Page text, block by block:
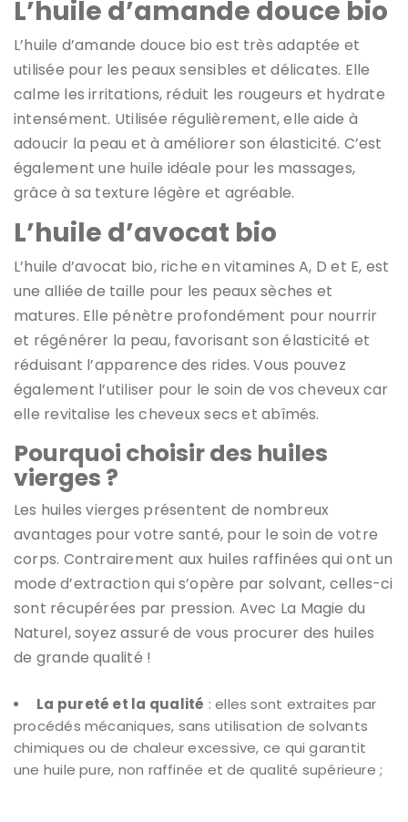
L’huile d’amande douce bio
L’huile d’amande douce bio est très adaptée et
utilisée pour les peaux sensibles et délicates. Elle
calme les irritations, réduit les rougeurs et hydrate
intensément. Utilisée régulièrement, elle aide à
adoucir la peau et à améliorer son élasticité. C’est
également une huile idéale pour les massages,
grâce à sa texture légère et agréable.
L’huile d’avocat bio
L’huile d’avocat bio, riche en vitamines A, D et E, est
une alliée de taille pour les peaux sèches et
matures. Elle pénètre profondément pour nourrir
et régénérer la peau, favorisant son élasticité et
réduisant l’apparence des rides. Vous pouvez
également l’utiliser pour le soin de vos cheveux car
elle revitalise les cheveux secs et abîmés.
Pourquoi choisir des huiles
vierges ?
Les huiles vierges présentent de nombreux
avantages pour votre santé, pour le soin de votre
corps. Contrairement aux huiles raffinées qui ont un
mode d’extraction qui s’opère par solvant, celles-ci
sont récupérées par pression. Avec La Magie du
Naturel, soyez assuré de vous procurer des huiles
de grande qualité !
La pureté et la qualité : elles sont extraites par
procédés mécaniques, sans utilisation de solvants
chimiques ou de chaleur excessive, ce qui garantit
une huile pure, non raffinée et de qualité supérieure ;